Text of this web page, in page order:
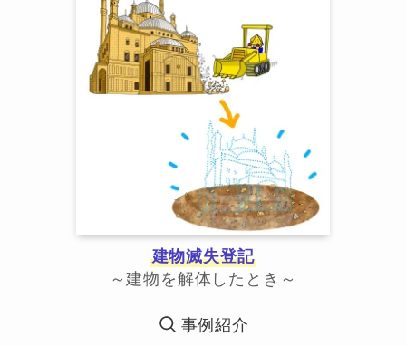
建物滅失登記
～建物を解体したとき～
事例紹介